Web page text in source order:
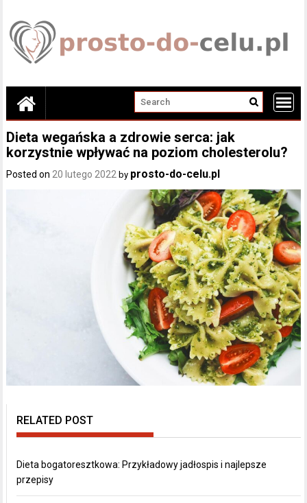
content
Dieta wegańska a zdrowie serca: jak
korzystnie wpływać na poziom cholesterolu?
Posted on20 lutego 2022 by prosto-do-celu.pl
RELATED POST
Dieta bogatoresztkowa: Przykładowy jadłospis i najlepsze
przepisy